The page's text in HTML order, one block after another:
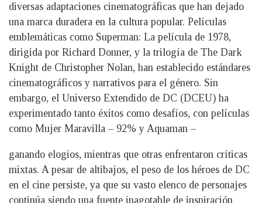
diversas adaptaciones cinematográficas que han dejado
una marca duradera en la cultura popular. Películas
emblemáticas como Superman: La película de 1978,
dirigida por Richard Donner, y la trilogía de The Dark
Knight de Christopher Nolan, han establecido estándares
cinematográficos y narrativos para el género. Sin
embargo, el Universo Extendido de DC (DCEU) ha
experimentado tanto éxitos como desafíos, con películas
como Mujer Maravilla – 92% y Aquaman –
ganando elogios, mientras que otras enfrentaron críticas
mixtas. A pesar de altibajos, el peso de los héroes de DC
en el cine persiste, ya que su vasto elenco de personajes
continúa siendo una fuente inagotable de inspiración